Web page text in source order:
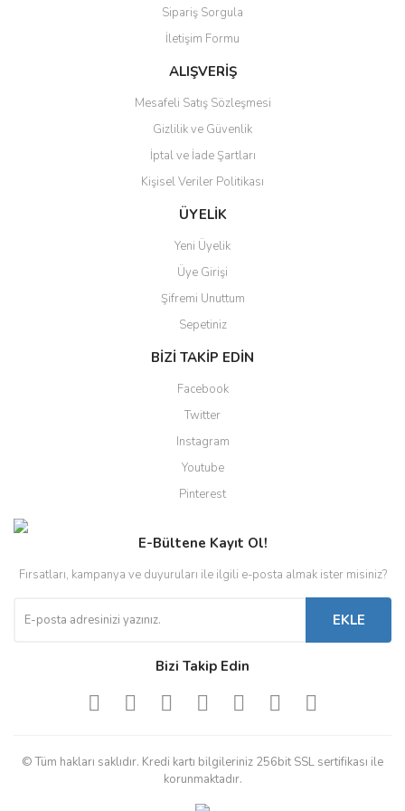
Ürün fiyatı diğer sitelerden daha pahalı.
Bu ürüne benzer farklı alternatifler olmalı.
Gönder
Sipariş Sorgula
İletişim Formu
ALIŞVERİŞ
Mesafeli Satış Sözleşmesi
Gizlilik ve Güvenlik
İptal ve İade Şartları
Kişisel Veriler Politikası
ÜYELİK
Yeni Üyelik
Üye Girişi
Şifremi Unuttum
Sepetiniz
BİZİ TAKİP EDİN
Facebook
Twitter
Instagram
Youtube
Pinterest
E-Bültene Kayıt Ol!
Fırsatları, kampanya ve duyuruları ile ilgili e-posta almak ister misiniz?
EKLE
Bizi Takip Edin
© Tüm hakları saklıdır. Kredi kartı bilgileriniz 256bit SSL sertifikası ile
korunmaktadır.